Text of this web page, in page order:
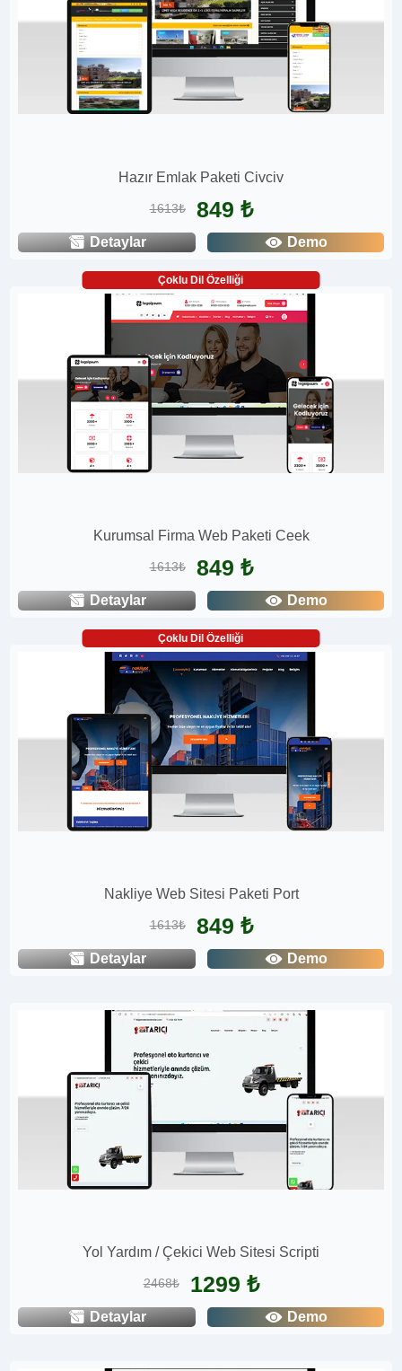
Hazır Emlak Paketi Civciv
1613₺ 849 ₺
Detaylar Demo
Çoklu Dil Özelliği
Kurumsal Firma Web Paketi Ceek
1613₺ 849 ₺
Detaylar Demo
Çoklu Dil Özelliği
Nakliye Web Sitesi Paketi Port
1613₺ 849 ₺
Detaylar Demo
Yol Yardım / Çekici Web Sitesi Scripti
2468₺ 1299 ₺
Detaylar Demo